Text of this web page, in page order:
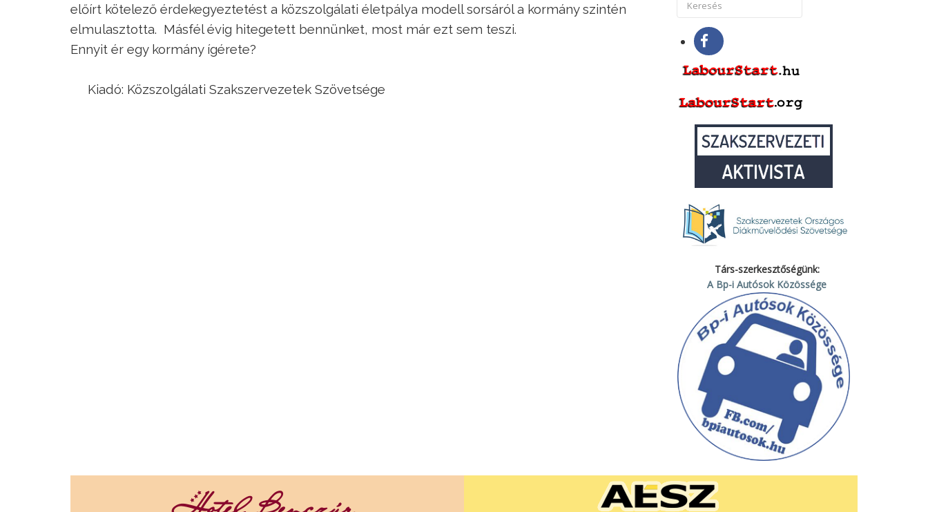
előírt kötelező érdekegyeztetést a közszolgálati életpálya modell sorsáról a kormány szintén
elmulasztotta. Másfél évig hitegetett bennünket, most már ezt sem teszi.
Ennyit ér egy kormány ígérete?
Kiadó: Közszolgálati Szakszervezetek Szövetsége
Társ-szerkesztőségünk:
A Bp-i Autósok Közössége